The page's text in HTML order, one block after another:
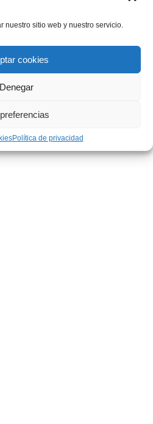
nuestro sitio web y nuestro servicio.
cookies
Denegar
Política de privacidad